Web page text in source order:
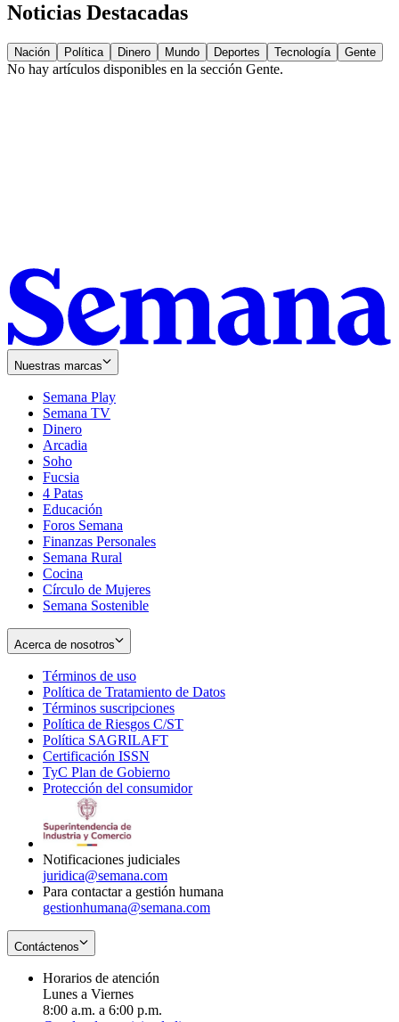
Noticias Destacadas
Nación Política Dinero Mundo Deportes Tecnología Gente
No hay artículos disponibles en la sección Gente.
Nuestras marcas
Semana Play
Semana TV
Dinero
Arcadia
Soho
in
new
window
Fucsia
in
new
window
4 Patas
Educación
Foros Semana
Finanzas Personales
Semana Rural
Cocina
Círculo de Mujeres
Semana Sostenible
Acerca de nosotros
Términos de uso
in
new
window
Política de Tratamiento de Datos
Términos suscripciones
in
Política de Riesgos C/ST
Política SAGRILAFT
new
window
Certificación ISSN
in
new
TyC Plan de Gobierno
in
Protección del consumidorOpens
Notificaciones judiciales
juridica@semana.com
Para contactar a gestión humana
gestionhumana@semana.com
Contáctenos
Horarios de atención
Lunes a Viernes
8:00 a.m. a 6:00 p.m.